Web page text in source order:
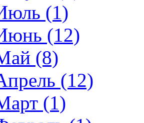
(1)
(12)
(8)
(12)
(1)